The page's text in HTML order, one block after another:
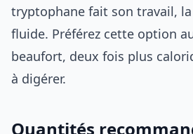
tryptophane fait son travail,
fluide. Préférez cette option
beaufort, deux fois plus
à digérer.
Quantités